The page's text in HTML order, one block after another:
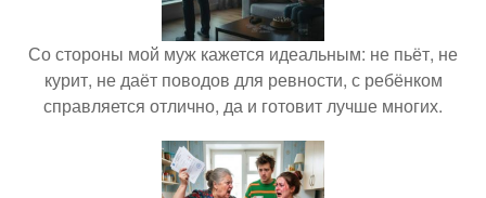
Со стороны мой муж кажется идеальным: не пьёт, не
курит, не даёт поводов для ревности, с ребёнком
справляется отлично, да и готовит лучше многих.